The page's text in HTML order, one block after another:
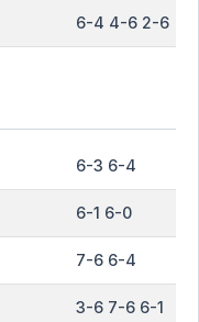
6-4 4-6 2-6
6-3 6-4
6-1 6-0
7-6 6-4
3-6 7-6 6-1